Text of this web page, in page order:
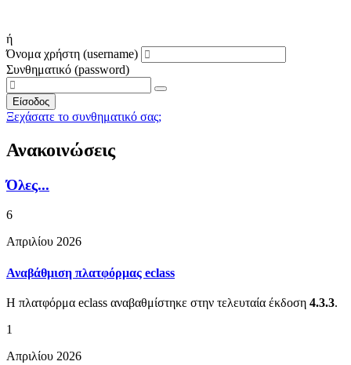
ή
Όνομα χρήστη (username)
Συνθηματικό (password)
Είσοδος
Ξεχάσατε το συνθηματικό σας;
Ανακοινώσεις
Όλες...
6
Απριλίου 2026
Αναβάθμιση πλατφόρμας eclass
Η πλατφόρμα eclass αναβαθμίστηκε στην τελευταία έκδοση 4.3.3.
1
Απριλίου 2026